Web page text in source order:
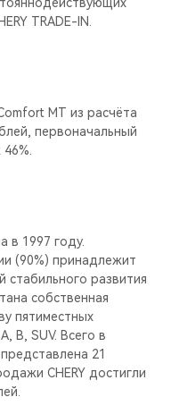
TRADE-IN.
MT из расчёта
первоначальный
в 1997 году.
(90%) принадлежит
стабильного развития
собственная
пятиместных
B, SUV. Всего в
21
CHERY достигли